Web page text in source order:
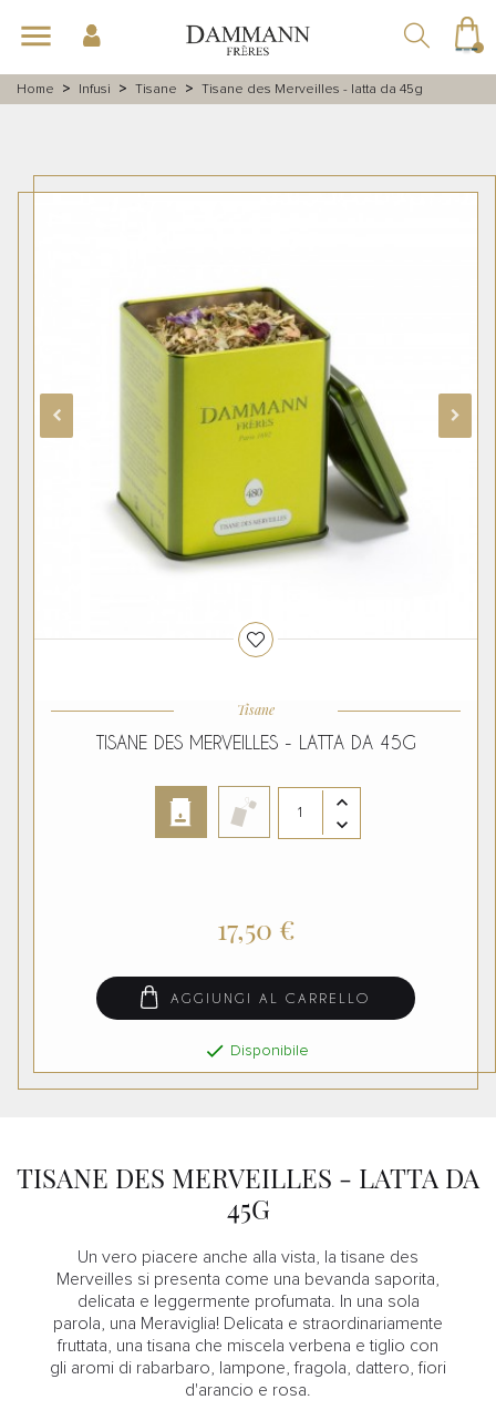
navigazione
Toggle
menu
☰
Home Infusi Tisane Tisane des Merveilles - latta da 45g
Tisane
TISANE DES MERVEILLES - LATTA DA 45G
17,50 €
AGGIUNGI AL CARRELLO
 Disponibile
TISANE DES MERVEILLES - LATTA DA
45G
Un vero piacere anche alla vista, la tisane des
Merveilles si presenta come una bevanda saporita,
delicata e leggermente profumata. In una sola
parola, una Meraviglia! Delicata e straordinariamente
fruttata, una tisana che miscela verbena e tiglio con
gli aromi di rabarbaro, lampone, fragola, dattero, fiori
d'arancio e rosa.